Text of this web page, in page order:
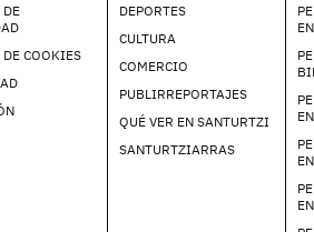
COOKIES
DEPORTES
CULTURA
COMERCIO
PUBLIRREPORTAJES
QUÉ VER EN SANTURTZI
SANTURTZIARRAS